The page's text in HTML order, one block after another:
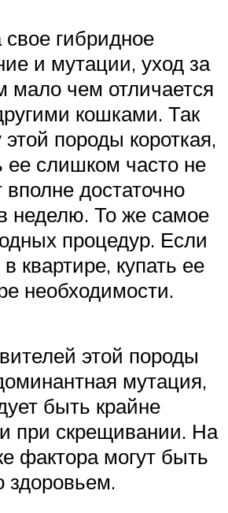
гибридное
и мутации, уход за
мало чем отличается
кошками. Так
породы короткая,
ее слишком часто не
достаточно
неделю. То же самое
процедур. Если
квартире, купать ее
необходимости.
этой породы
мутация,
быть крайне
при скрещивании. На
фактора могут быть
здоровьем.